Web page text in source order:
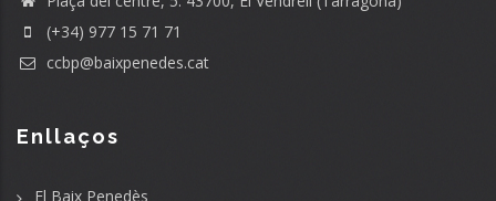
(+34) 977 15 71 71
ccbp@baixpenedes.cat
Enllaços
El Baix Penedès